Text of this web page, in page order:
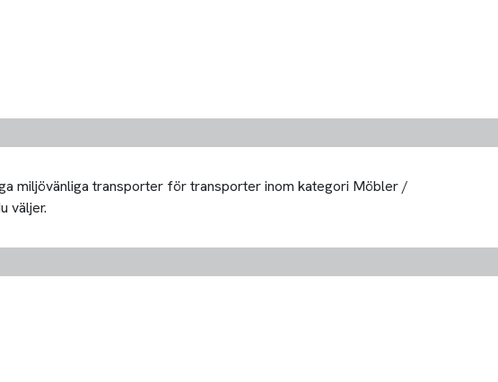
miljövänliga transporter för transporter inom kategori Möbler /
väljer.